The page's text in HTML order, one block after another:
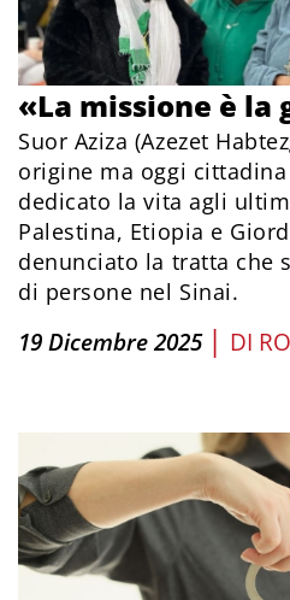
«La missione è la
Suor Aziza (Azezet
origine ma oggi
dedicato la vita agli
Palestina, Etiopia e
denunciato la tratta che
di persone nel Sinai.
19 Dicembre 2025 | DI